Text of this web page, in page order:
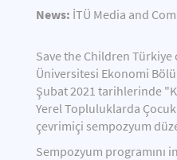
News: İTÜ Media and
Save the Children
Üniversitesi Ekonomi
Şubat 2021 tarihlerinde
Yerel Topluluklarda
çevrimiçi sempozyum
Sempozyum programını